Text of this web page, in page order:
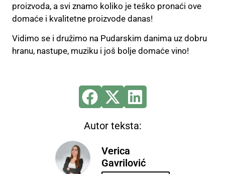
proizvoda, a svi znamo koliko je teško pronaći ove
domaće i kvalitetne proizvode danas!
Vidimo se i družimo na Pudarskim danima uz dobru
hranu, nastupe, muziku i još bolje domaće vino!
Verica
Gavrilović
Autor teksta: